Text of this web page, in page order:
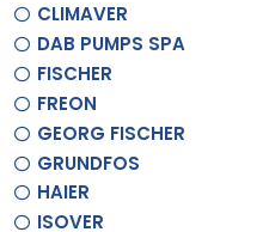
CLIMAVER
DAB PUMPS SPA
FISCHER
FREON
GEORG FISCHER
GRUNDFOS
HAIER
ISOVER